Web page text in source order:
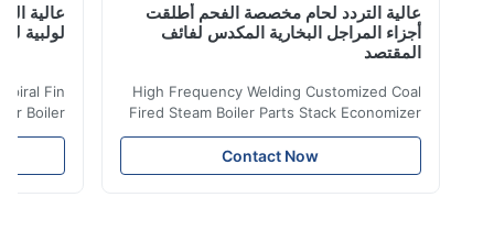
عالية التردد لحام مخصصة الفحم أطلقت
أجزاء المراجل البخارية المكدس لفائف
المقتصد
High Frequency Welding Customized Coal
Fired Steam Boiler Parts Stack Economizer
Coil Boiler economizer Boiler Economizer is
the energy improving device that helps to
reduce the cost of operation by saving the
Contact Now
عالية
لولبية لنقل
Spiral Fin
Boiler
is the
saving the